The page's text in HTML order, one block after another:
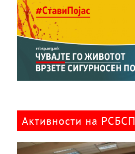
Активности на РСБСП